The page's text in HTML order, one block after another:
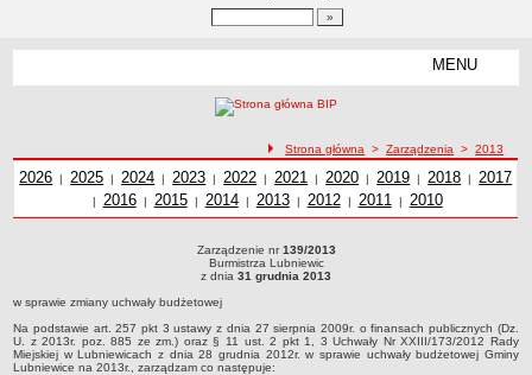
MENU
Zadania publiczne
Związki i stowarzyszenia
Współpraca zagraniczna
Strategia rozwoju Gminy
AKTUALNOŚCI I OBWIESZCZENIA
Aktualności
ścieżka nawigacji
Strona główna >Zarządzenia >2013
Zarządzenia z roku
2026 | Zarządzenia z roku
2025 | Zarządzenia z roku
2024 | Zarządzenia z roku
2023 | Zarządzenia z roku
2022 | Zarządzenia z roku
2021 | Zarządzenia z roku
2020 | Zarządzenia z roku
2019 |
Zarządzenia z
2018 | 2017
| Zarządzenia z roku
2016| Zarządzenia z roku
2015| Zarządzenia z roku
2014| Zarządzenia z roku
2013| Zarządzenia z roku
2012| Zarządzenia z roku
2011 |
Zarządzenia z
roku
2010
Zarządzenie nr 139/2013Burmistrza Lubniewicz dnia 31 grudnia 2013w sprawie
Zarządzenie nr139/2013
Burmistrza Lubniewic
z dnia 31 grudnia 2013
w sprawie zmiany uchwały budżetowej
Na podstawie art. 257 pkt 3 ustawy z dnia 27 sierpnia 2009r. o finansach publicznych (Dz.
U. z 2013r. poz. 885 ze zm.) oraz § 11 ust. 2 pkt 1, 3 Uchwały Nr XXIII/173/2012 Rady
Miejskiej w Lubniewicach z dnia 28 grudnia 2012r. w sprawie uchwały budżetowej Gminy
Lubniewice na 2013r., zarządzam co następuje: